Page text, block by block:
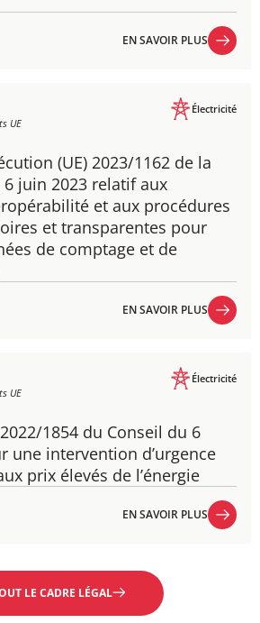
EN SAVOIR PLUS
(UE) 2023/1162 de la
juin 2023 relatif aux
et aux procédures
et transparentes pour
de comptage et de
UE
Électricité
EN SAVOIR PLUS
1854​​ du Conseil du 6
une intervention d’urgence
prix élevés de l’énergie
UE
Électricité
EN SAVOIR PLUS
LE CADRE LÉGAL